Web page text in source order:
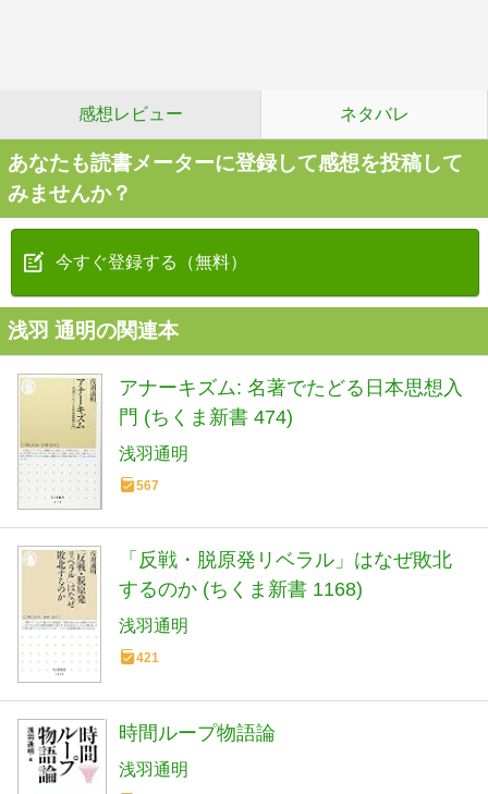
感想レビュー ネタバレ
あなたも読書メーターに登録して感想を投稿して
みませんか？
今すぐ登録する（無料）
浅羽 通明の関連本
アナーキズム: 名著でたどる日本思想入
門 (ちくま新書 474)
浅羽通明
567
「反戦・脱原発リベラル」はなぜ敗北
するのか (ちくま新書 1168)
浅羽通明
421
時間ループ物語論
浅羽通明